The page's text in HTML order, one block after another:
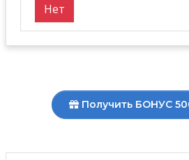
Нет
Получить БОНУС